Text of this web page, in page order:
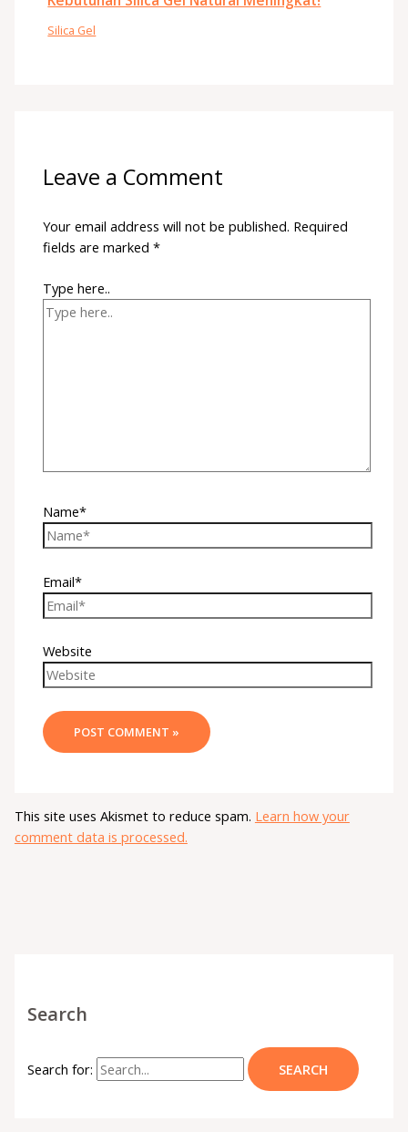
Silica Gel
Leave a Comment
Your email address will not be published. Required
fields are marked*
Type here..
Name*
Email*
Website
This site uses Akismet to reduce spam. Learn how your
comment data is processed.
Search
Search for: